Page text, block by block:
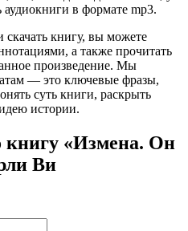
аудиокниги в формате mp3.
книгу, вы можете
а также прочитать
произведение. Мы
— это ключевые фразы,
суть книги, раскрыть
истории.
книгу «Измена. Он
Ви